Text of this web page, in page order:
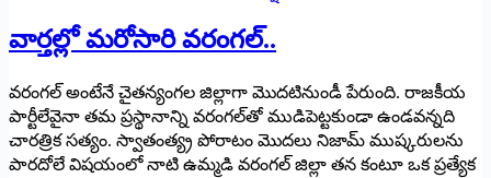
వార్తల్లో మరోసారి వరంగల్‌..
‌వరంగల్‌ అం‌టేనే చైతన్యంగల జిల్లాగా మొదటినుండీ పేరుంది. రాజకీయ
పార్టీలేవైనా తమ ప్రస్థానాన్ని వరంగల్‌తో ముడిపెట్టకుండా ఉండవన్నది
చారత్రిక సత్యం. స్వాతంత్య్ర పోరాటం మొదలు నిజామ్‌ ‌ముష్కరులను
పారదోలే విషయంలో నాటి ఉమ్మడి వరంగల్‌ ‌జిల్లా తన కంటూ ఒక ప్రత్యేక